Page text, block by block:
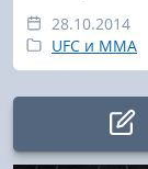
28.10.2014
UFC и MMA